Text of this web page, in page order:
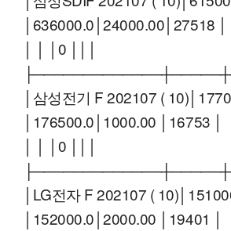
│636000.0│24000.00│27518 │
│ │ │0 │││
│삼성전기 F 202107 (
│176500.0│1000.00 │16753 │
│ │ │0 │││
│LG전자 F 202107 (
│152000.0│2000.00 │19401 │